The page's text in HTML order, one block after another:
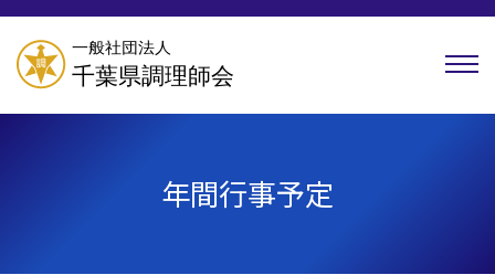
年間行事予定